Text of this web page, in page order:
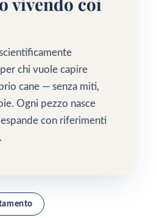
chi vuole capire
cane — senza miti,
Ogni pezzo nasce
con riferimenti